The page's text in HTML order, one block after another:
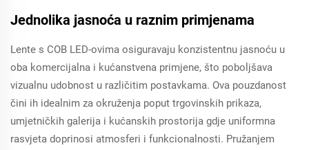
Jednolika jasnoća u raznim primjenama
Lente s COB LED-ovima osiguravaju konzistentnu jasnoću u
oba komercijalna i kućanstvena primjene, što poboljšava
vizualnu udobnost u različitim postavkama. Ova pouzdanost
čini ih idealnim za okruženja poput trgovinskih prikaza,
umjetničkih galerija i kućanskih prostorija gdje uniformna
rasvjeta doprinosi atmosferi i funkcionalnosti. Pružanjem